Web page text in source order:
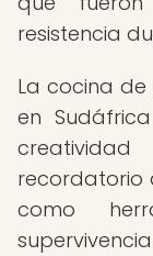
resistencia
La cocina
en
recordatorio
como